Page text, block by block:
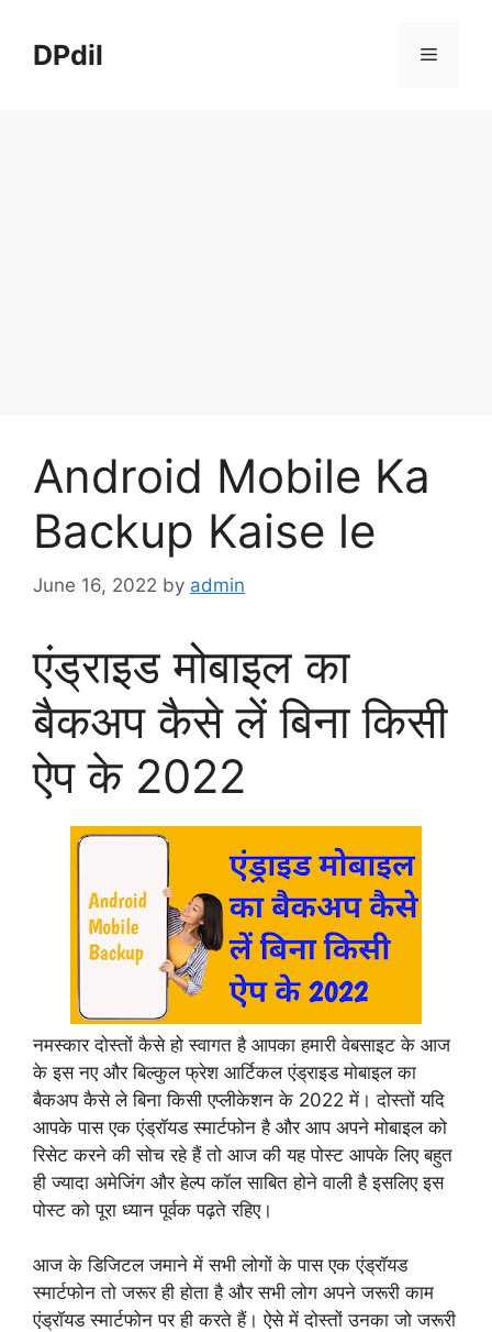
contentDPdil Menu
Android Mobile Ka
Backup Kaise le
June 16, 2022 by admin
एंड्राइड मोबाइल का
बैकअप कैसे लें बिना किसी
ऐप के 2022
नमस्कार दोस्तों कैसे हो स्वागत है आपका हमारी वेबसाइट के आज
के इस नए और बिल्कुल फ्रेश आर्टिकल एंड्राइड मोबाइल का
बैकअप कैसे ले बिना किसी एप्लीकेशन के 2022 में। दोस्तों यदि
आपके पास एक एंड्रॉयड स्मार्टफोन है और आप अपने मोबाइल को
रिसेट करने की सोच रहे हैं तो आज की यह पोस्ट आपके लिए बहुत
ही ज्यादा अमेजिंग और हेल्प कॉल साबित होने वाली है इसलिए इस
पोस्ट को पूरा ध्यान पूर्वक पढ़ते रहिए।
आज के डिजिटल जमाने में सभी लोगों के पास एक एंड्रॉयड
स्मार्टफोन तो जरूर ही होता है और सभी लोग अपने जरूरी काम
एंड्रॉयड स्मार्टफोन पर ही करते हैं। ऐसे में दोस्तों उनका जो जरूरी